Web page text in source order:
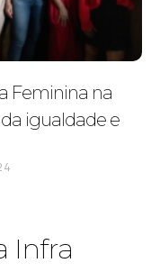
Feminina na
igualdade e
Infra